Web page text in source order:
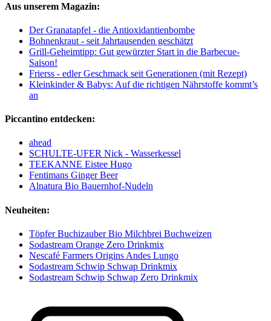
Aus unserem Magazin:
Der Granatapfel - die Antioxidantienbombe
Bohnenkraut - seit Jahrtausenden geschätzt
Grill-Geheimtipp: Gut gewürzter Start in die Barbecue-
Saison!
Frierss - edler Geschmack seit Generationen (mit Rezept)
Kleinkinder & Babys: Auf die richtigen Nährstoffe kommt’s
an
Piccantino entdecken:
ahead
SCHULTE-UFER Nick - Wasserkessel
TEEKANNE Eistee Hugo
Fentimans Ginger Beer
Alnatura Bio Bauernhof-Nudeln
Neuheiten:
Töpfer Buchizauber Bio Milchbrei Buchweizen
Sodastream Orange Zero Drinkmix
Nescafé Farmers Origins Andes Lungo
Sodastream Schwip Schwap Drinkmix
Sodastream Schwip Schwap Zero Drinkmix